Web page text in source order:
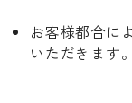
お客様都合に
いただきます。